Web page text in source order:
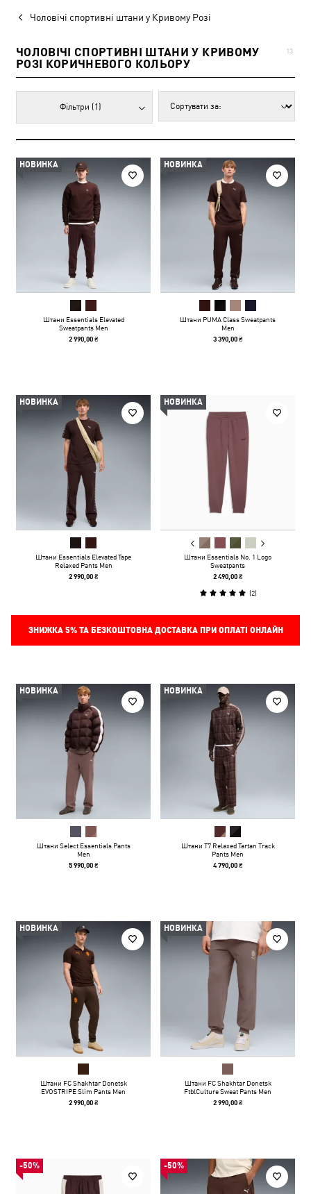
Чоловічі спортивні штани у Кривому Розі
ЧОЛОВІЧІ СПОРТИВНІ ШТАНИ У КРИВОМУ
РОЗІ КОРИЧНЕВОГО КОЛЬОРУ
13
Фільтри (1)
НОВИНКА
Штани Essentials Elevated
Sweatpants Men
2 990,00 ₴
НОВИНКА
Штани PUMA Class Sweatpants
Men
3 390,00 ₴
НОВИНКА
Штани Essentials Elevated Tape
Relaxed Pants Men
2 990,00 ₴
НОВИНКА
Штани Essentials No. 1 Logo
Sweatpants
2 490,00 ₴
(2)
ЗНИЖКА 5%ТА БЕЗКОШТОВНА ДОСТАВКА ПРИ ОПЛАТІ ОНЛАЙН
НОВИНКА
Штани Select Essentials Pants
Men
5 990,00 ₴
НОВИНКА
Штани T7 Relaxed Tartan Track
Pants Men
4 790,00 ₴
НОВИНКА
Штани FC Shakhtar Donetsk
EVOSTRIPE Slim Pants Men
2 990,00 ₴
НОВИНКА
Штани FC Shakhtar Donetsk
FtblCulture Sweat Pants Men
2 990,00 ₴
-50% -50%